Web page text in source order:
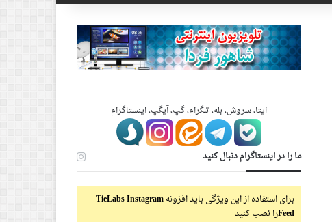
ایتا، سروش، بله، تلگرام، گپ، آیگپ، اینستاگرام
ما را در اینستاگرام دنبال کنید
برای استفاده از این ویژگی باید افزونهTieLabs Instagram
Feedرا نصب کنید